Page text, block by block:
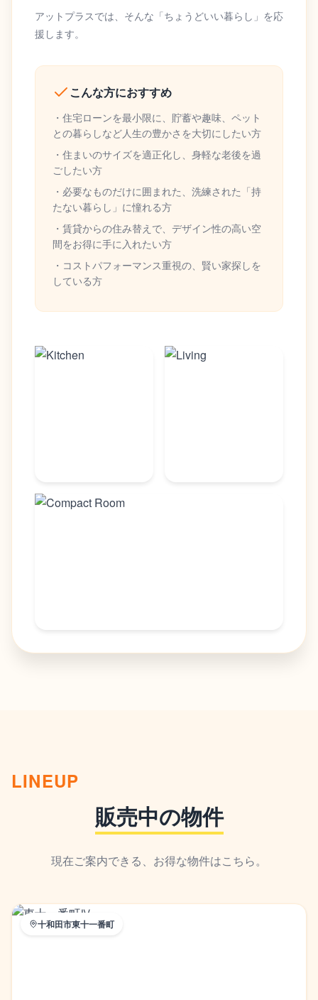
アットプラスでは、そんな「ちょうどいい暮らし」を応
援します。
こんな方におすすめ
・住宅ローンを最小限に、貯蓄や趣味、ペット
との暮らしなど人生の豊かさを大切にしたい方
・住まいのサイズを適正化し、身軽な老後を過
ごしたい方
・必要なものだけに囲まれた、洗練された「持
たない暮らし」に憧れる方
・賃貸からの住み替えで、デザイン性の高い空
間をお得に手に入れたい方
・コストパフォーマンス重視の、賢い家探しを
している方
LINEUP
販売中の物件
現在ご案内できる、お得な物件はこちら。
十和田市東十一番町